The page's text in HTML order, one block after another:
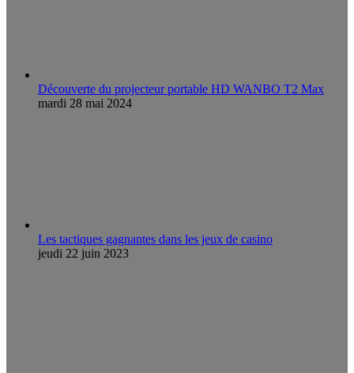
Découverte du projecteur portable HD WANBO T2 Max
mardi 28 mai 2024
Les tactiques gagnantes dans les jeux de casino
jeudi 22 juin 2023